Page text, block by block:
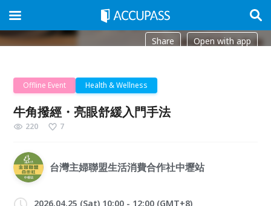
Share Open with app
Offline Event Health & Wellness
牛角撥經・亮眼舒緩入門手法
220 7
台灣主婦聯盟生活消費合作社中壢站
2026.04.25 (Sat) 10:00 - 12:00 (GMT+8)